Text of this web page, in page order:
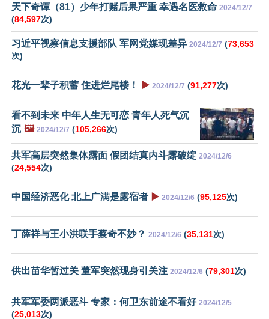
天下奇谭（81）少年打赌后果严重 幸遇名医救命 2024/12/7
(84,597次)
习近平视察信息支援部队 军网党媒现差异 2024/12/7 (73,653
次)
花光一辈子积蓄 住进烂尾楼！ ▶️ 2024/12/7 (91,277次)
看不到未来 中年人生无可恋 青年人死气沉
沉 🖼️ 2024/12/7 (105,266次)
共军高层突然集体露面 假团结真内斗露破绽 2024/12/6
(24,554次)
中国经济恶化 北上广满是露宿者 ▶️ 2024/12/6 (95,125次)
丁薛祥与王小洪联手蔡奇不妙？ 2024/12/6 (35,131次)
供出苗华暂过关 董军突然现身引关注 2024/12/6 (79,301次)
共军军委两派恶斗 专家：何卫东前途不看好 2024/12/5
(25,013次)